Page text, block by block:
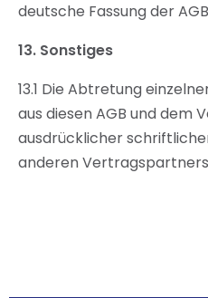
deutsche Fassung der
13. Sonstiges
13.1 Die Abtretung
aus diesen AGB und dem
ausdrücklicher
anderen